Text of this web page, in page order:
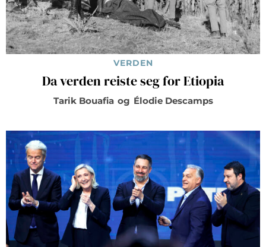
VERDEN
Da verden reiste seg for Etiopia
Tarik Bouafia og Élodie Descamps